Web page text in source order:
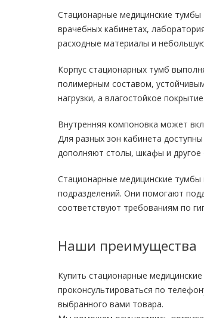
Стационарные медицинские тумбы
врачебных кабинетах,
расходные материалы и
Корпус стационарных тумб
полимерным составом,
нагрузки, а влагостойкое
Внутренняя компоновка может
Для разных зон кабинета
дополняют столы, шкафы и другое
Стационарные медицинские тумбы
подразделений. Они помогают
соответствуют требованиям по
Наши преимущества
Купить стационарные
проконсультироваться по
выбранного вами товара.